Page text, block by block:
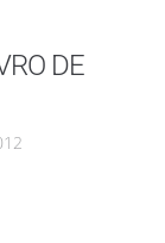
DE